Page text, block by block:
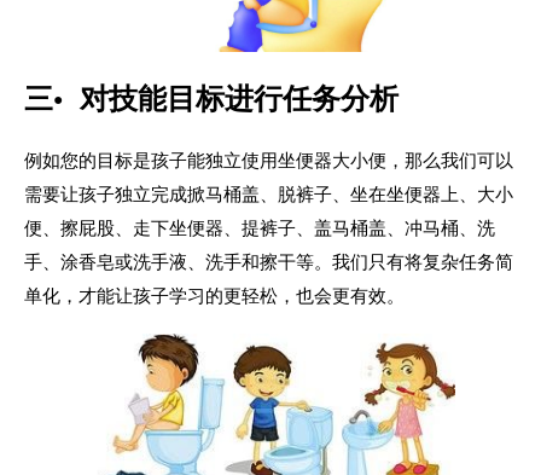
三• 对技能目标进行任务分析
例如您的目标是孩子能独立使用坐便器大小便，那么我们可以
需要让孩子独立完成掀马桶盖、脱裤子、坐在坐便器上、大小
便、擦屁股、走下坐便器、提裤子、盖马桶盖、冲马桶、洗
手、涂香皂或洗手液、洗手和擦干等。我们只有将复杂任务简
单化，才能让孩子学习的更轻松，也会更有效。